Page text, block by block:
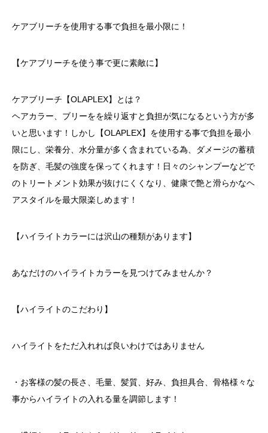
ケアブリーチを使用する事で負担を最小限に！
【ケアブリーチを使う事で更に素敵に】
ケアブリーチ【OLAPLEX】とは？
ヘアカラー、ブリーをを繰り返すと負担が気になるという方が多
いと思います！しかし【OLAPLEX】を使用する事で負担を最小
限にし、栄養分、水分量が多く含まれている為、ダメージの蓄積
を防ぎ、毛髪の強度を保ってくれます！日々のシャンプーなどで
のトリートメント効果が抜けにくくなり、健康で艶と滑らかなヘ
アスタイルを最大限楽しめます！
【ハイライトカラーには沢山の種類があります】
あなだけのハイライトカラーを見つけてみませんか？
【ハイライトのこだわり】
ハイライトをただ入れれば良いわけではありません
・お客様の髪の長さ、毛量、髪質、好み、負担具合、骨格様々な
事からハイライトの入れる量を調節します！